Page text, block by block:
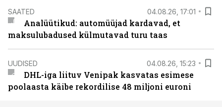
SAATED 04.08.26, 17:01
Analüütikud: automüüjad kardavad, et
maksulubadused külmutavad turu taas
UUDISED 04.08.26, 15:23
DHL-iga liituv Venipak kasvatas esimese
poolaasta käibe rekordilise 48 miljoni euroni